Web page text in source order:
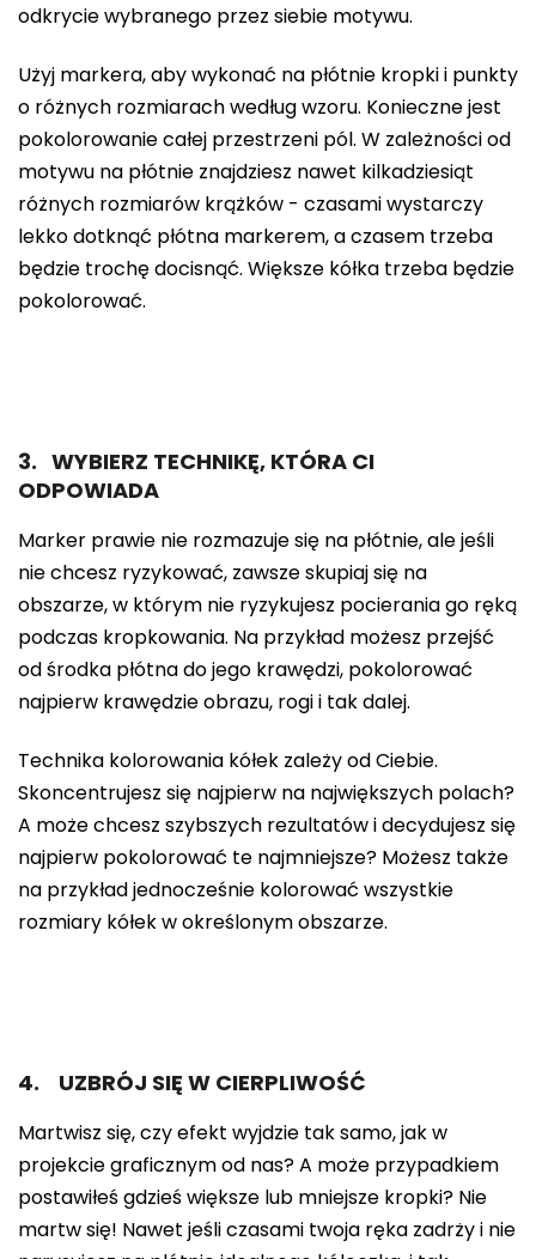
odkrycie wybranego przez siebie motywu.
Użyj markera, aby wykonać na płótnie kropki i punkty
o różnych rozmiarach według wzoru. Konieczne jest
pokolorowanie całej przestrzeni pól. W zależności od
motywu na płótnie znajdziesz nawet kilkadziesiąt
różnych rozmiarów krążków - czasami wystarczy
lekko dotknąć płótna markerem, a czasem trzeba
będzie trochę docisnąć. Większe kółka trzeba będzie
pokolorować.
3. WYBIERZ TECHNIKĘ, KTÓRA CI
ODPOWIADA
Marker prawie nie rozmazuje się na płótnie, ale jeśli
nie chcesz ryzykować, zawsze skupiaj się na
obszarze, w którym nie ryzykujesz pocierania go ręką
podczas kropkowania. Na przykład możesz przejść
od środka płótna do jego krawędzi, pokolorować
najpierw krawędzie obrazu, rogi i tak dalej.
Technika kolorowania kółek zależy od Ciebie.
Skoncentrujesz się najpierw na największych polach?
A może chcesz szybszych rezultatów i decydujesz się
najpierw pokolorować te najmniejsze? Możesz także
na przykład jednocześnie kolorować wszystkie
rozmiary kółek w określonym obszarze.
4. UZBRÓJ SIĘ W CIERPLIWOŚĆ
Martwisz się, czy efekt wyjdzie tak samo, jak w
projekcie graficznym od nas? A może przypadkiem
postawiłeś gdzieś większe lub mniejsze kropki? Nie
martw się! Nawet jeśli czasami twoja ręka zadrży i nie